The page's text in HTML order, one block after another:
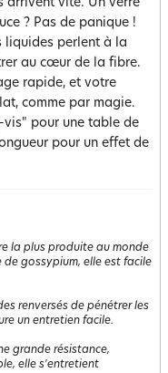
arrivent vite. Un verre
? Pas de panique !
liquides perlent à la
au cœur de la fibre.
rapide, et votre
comme par magie.
pour une table de
pour un effet de
la plus produite au monde
gossypium, elle est facile
renversés de pénétrer les
un entretien facile.
grande résistance,
elle s'entretient